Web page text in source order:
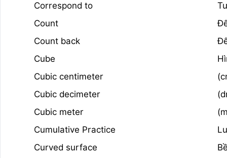
Correspond to
Count
Count back
Cube
Cubic centimeter
Cubic decimeter
Cubic meter
Cumulative Practice
Curved surface